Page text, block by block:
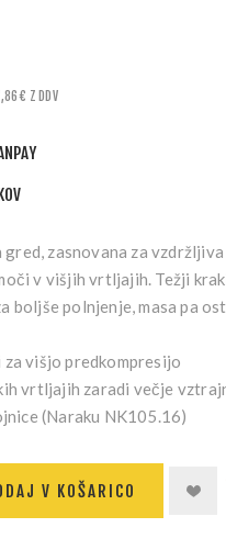
€ Z DDV
zasnovana za
v višjih vrtljajih. Težji
boljše polnjenje, masa pa
za višjo predkompresijo
vrtljajih zaradi večje
(Naraku NK105.16)
V KOŠARICO